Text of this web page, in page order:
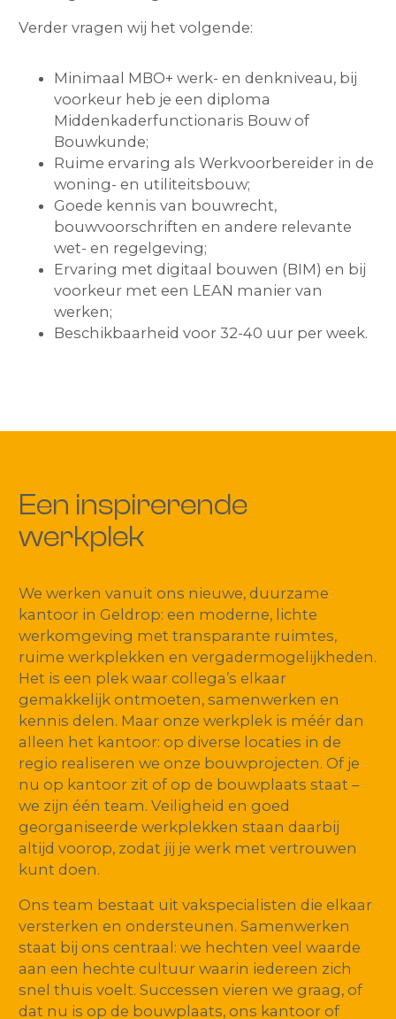
Verder vragen wij het volgende:
Minimaal MBO+ werk- en denkniveau, bij
voorkeur heb je een diploma
Middenkaderfunctionaris Bouw of
Bouwkunde;
Ruime ervaring als Werkvoorbereider in de
woning- en utiliteitsbouw;
Goede kennis van bouwrecht,
bouwvoorschriften en andere relevante
wet- en regelgeving;
Ervaring met digitaal bouwen (BIM) en bij
voorkeur met een LEAN manier van
werken;
Beschikbaarheid voor 32-40 uur per week.
Een inspirerende
werkplek
We werken vanuit ons nieuwe, duurzame
kantoor in Geldrop: een moderne, lichte
werkomgeving met transparante ruimtes,
ruime werkplekken en vergadermogelijkheden.
Het is een plek waar collega’s elkaar
gemakkelijk ontmoeten, samenwerken en
kennis delen. Maar onze werkplek is méér dan
alleen het kantoor: op diverse locaties in de
regio realiseren we onze bouwprojecten. Of je
nu op kantoor zit of op de bouwplaats staat –
we zijn één team. Veiligheid en goed
georganiseerde werkplekken staan daarbij
altijd voorop, zodat jij je werk met vertrouwen
kunt doen.
Ons team bestaat uit vakspecialisten die elkaar
versterken en ondersteunen. Samenwerken
staat bij ons centraal: we hechten veel waarde
aan een hechte cultuur waarin iedereen zich
snel thuis voelt. Successen vieren we graag, of
dat nu is op de bouwplaats, ons kantoor of